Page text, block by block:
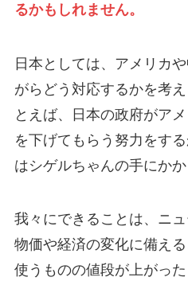
るかもしれません。
日本としては、アメリカ
がらどう対応するかを考
とえば、日本の政府がア
を下げてもらう努力をす
はシゲルちゃんの手にかか
我々にできることは、ニュ
物価や経済の変化に備え
使うものの値段が上がっ